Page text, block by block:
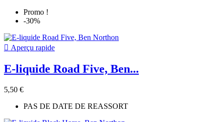
Promo !
-30%
 Aperçu rapide
E-liquide Road Five, Ben...
5,50 €
PAS DE DATE DE REASSORT